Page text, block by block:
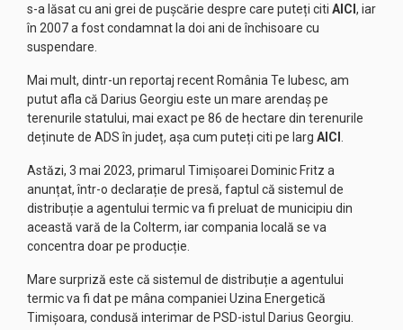
s-a lăsat cu ani grei de pușcărie despre care puteți citi AICI , iar
în 2007 a fost condamnat la doi ani de închisoare cu
suspendare.
Mai mult, dintr-un reportaj recent România Te Iubesc, am
putut afla că Darius Georgiu este un mare arendaș pe
terenurile statului, mai exact pe 86 de hectare din terenurile
deținute de ADS în județ, așa cum puteți citi pe larg AICI
Astăzi, 3 mai 2023, primarul Timișoarei Dominic Fritz a
anunțat, într-o declarație de presă, faptul că sistemul de
distribuție a agentului termic va fi preluat de municipiu din
această vară de la Colterm, iar compania locală se va
concentra doar pe producție.
Mare surpriză este că sistemul de distribuție a agentului
termic va fi dat pe mâna companiei Uzina Energetică
Timișoara, condusă interimar de PSD-istul Darius Georgiu.